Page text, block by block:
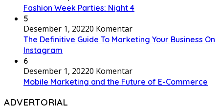
Fashion Week Parties: Night 4
5
Desember 1, 20220 Komentar
The Definitive Guide To Marketing Your Business On
Instagram
6
Desember 1, 20220 Komentar
Mobile Marketing and the Future of E-Commerce
ADVERTORIAL